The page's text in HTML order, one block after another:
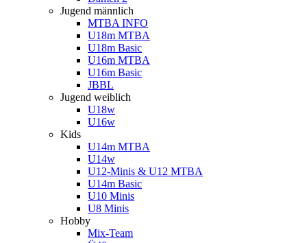
Jugend männlich
MTBA INFO
U18m MTBA
U18m Basic
U16m MTBA
U16m Basic
JBBL
Jugend weiblich
U18w
U16w
Kids
U14m MTBA
U14w
U12-Minis & U12 MTBA
U14m Basic
U10 Minis
U8 Minis
Hobby
Mix-Team